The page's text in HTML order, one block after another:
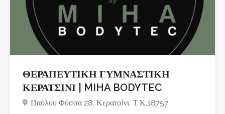
ΘΕΡΑΠΕΥΤΙΚΗ ΓΥΜΝΑΣΤΙΚΗ
ΚΕΡΑΤΣΙΝΙ | MIHA BODYTEC
Παύλου Φύσσα 28, Κερατσίνι, Τ.Κ.18757